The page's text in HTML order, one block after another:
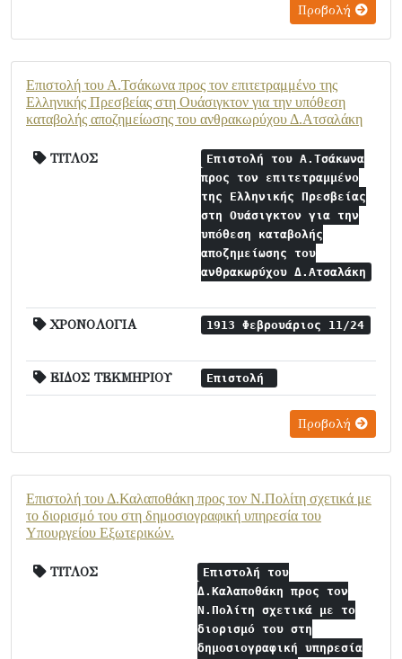
Προβολή
Επιστολή του Α.Τσάκωνα προς τον επιτετραμμένο της
Ελληνικής Πρεσβείας στη Ουάσιγκτον για την υπόθεση
καταβολής αποζημείωσης του ανθρακωρύχου Δ.Ατσαλάκη
ΤΙΤΛΟΣ
Επιστολή του Α.Τσάκωνα
προς τον επιτετραμμένο
της Ελληνικής Πρεσβείας
στη Ουάσιγκτον για την
υπόθεση καταβολής
αποζημείωσης του
ανθρακωρύχου Δ.Ατσαλάκη
ΧΡΟΝΟΛΟΓΙΑ 1913 Φεβρουάριος 11/24
ΕΙΔΟΣ ΤΕΚΜΗΡΙΟΥ Επιστολή
Προβολή
Επιστολή του Δ.Καλαποθάκη προς τον Ν.Πολίτη σχετικά με
το διορισμό του στη δημοσιογραφική υπηρεσία του
Υπουργείου Εξωτερικών.
ΤΙΤΛΟΣ
Επιστολή του
Δ.Καλαποθάκη προς τον
Ν.Πολίτη σχετικά με το
διορισμό του στη
δημοσιογραφική υπηρεσία